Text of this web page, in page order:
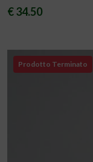
€ 34.50
Prodotto Terminato